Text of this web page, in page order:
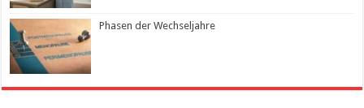
Phasen der Wechseljahre